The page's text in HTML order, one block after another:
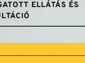
ELLÁTÁS ÉS